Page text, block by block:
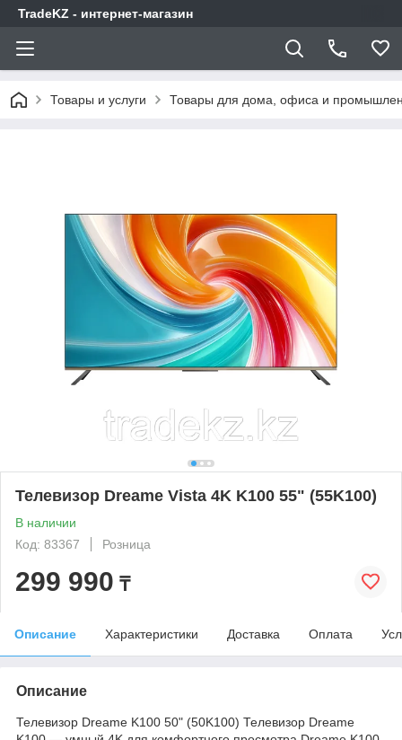
TradeKZ - интернет-магазин
Товары и услуги Товары для дома, офиса и
Телевизор Dreame Vista 4K K100 55" (55K100)
В наличии
Код: 83367
Розница
299 990 ₸
Описание Характеристики Доставка Оплата
Описание
Телевизор Dreame K100 50" (50K100) Телевизор Dreame